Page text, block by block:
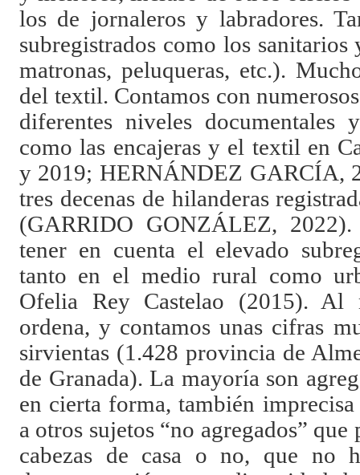
los de jornaleros y labradores.
subregistrados como los
matronas, peluqueras, etc.).
del textil. Contamos con
diferentes niveles documentales
como las encajeras y el textil en
y 2019; HERNÁNDEZ GARCÍA,
tres decenas de hilanderas
(GARRIDO GONZÁLEZ, 2022).
tener en cuenta el elevado
tanto en el medio rural como
Ofelia Rey Castelao (2015). Al
ordena, y contamos unas cifras
sirvientas (1.428 provincia de
de Granada). La mayoría son
en cierta forma, también
a otros sujetos “no agregados” que
cabezas de casa o no, que no